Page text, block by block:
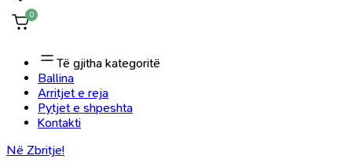
0
Të gjitha kategoritë
Ballina
Arritjet e reja
Pytjet e shpeshta
Kontakti
Në Zbritje!